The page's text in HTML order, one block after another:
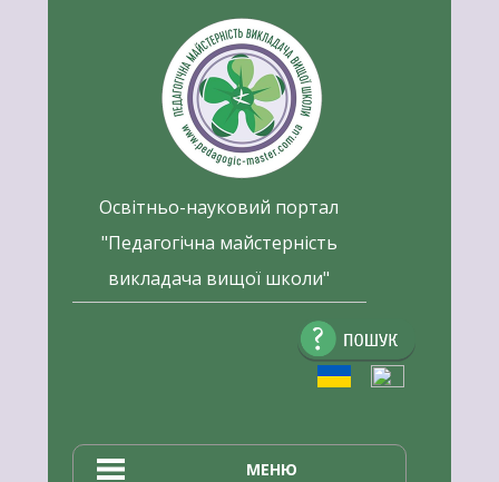
Освітньо-науковий портал
"Педагогічна майстерність
викладача вищої школи"
МЕНЮ